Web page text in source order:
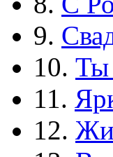
9.
10. Ты
11.
12.